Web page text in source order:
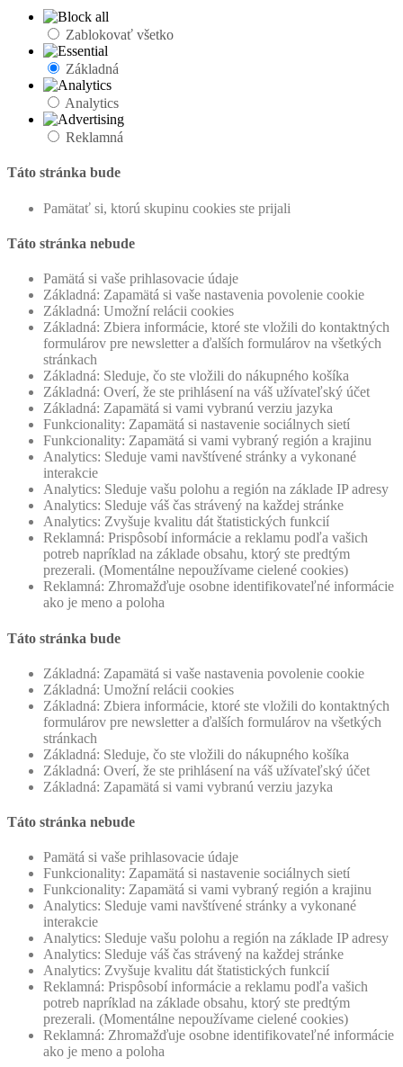
Zablokovať všetko
Základná
Analytics
Reklamná
Táto stránka bude
Pamätať si, ktorú skupinu cookies ste prijali
Táto stránka nebude
Pamätá si vaše prihlasovacie údaje
Základná: Zapamätá si vaše nastavenia povolenie cookie
Základná: Umožní relácii cookies
Základná: Zbiera informácie, ktoré ste vložili do kontaktných
formulárov pre newsletter a ďalších formulárov na všetkých
stránkach
Základná: Sleduje, čo ste vložili do nákupného košíka
Základná: Overí, že ste prihlásení na váš užívateľský účet
Základná: Zapamätá si vami vybranú verziu jazyka
Funkcionality: Zapamätá si nastavenie sociálnych sietí
Funkcionality: Zapamätá si vami vybraný región a krajinu
Analytics: Sleduje vami navštívené stránky a vykonané
interakcie
Analytics: Sleduje vašu polohu a región na základe IP adresy
Analytics: Sleduje váš čas strávený na každej stránke
Analytics: Zvyšuje kvalitu dát štatistických funkcií
Reklamná: Prispôsobí informácie a reklamu podľa vašich
potreb napríklad na základe obsahu, ktorý ste predtým
prezerali. (Momentálne nepoužívame cielené cookies)
Reklamná: Zhromažďuje osobne identifikovateľné informácie
ako je meno a poloha
Táto stránka bude
Základná: Zapamätá si vaše nastavenia povolenie cookie
Základná: Umožní relácii cookies
Základná: Zbiera informácie, ktoré ste vložili do kontaktných
formulárov pre newsletter a ďalších formulárov na všetkých
stránkach
Základná: Sleduje, čo ste vložili do nákupného košíka
Základná: Overí, že ste prihlásení na váš užívateľský účet
Základná: Zapamätá si vami vybranú verziu jazyka
Táto stránka nebude
Pamätá si vaše prihlasovacie údaje
Funkcionality: Zapamätá si nastavenie sociálnych sietí
Funkcionality: Zapamätá si vami vybraný región a krajinu
Analytics: Sleduje vami navštívené stránky a vykonané
interakcie
Analytics: Sleduje vašu polohu a región na základe IP adresy
Analytics: Sleduje váš čas strávený na každej stránke
Analytics: Zvyšuje kvalitu dát štatistických funkcií
Reklamná: Prispôsobí informácie a reklamu podľa vašich
potreb napríklad na základe obsahu, ktorý ste predtým
prezerali. (Momentálne nepoužívame cielené cookies)
Reklamná: Zhromažďuje osobne identifikovateľné informácie
ako je meno a poloha